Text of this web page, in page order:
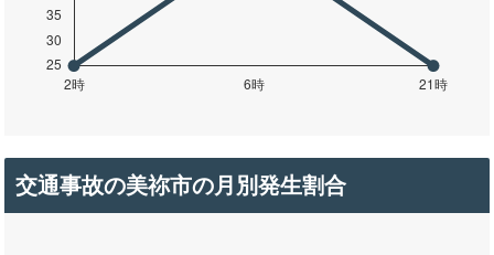
交通事故の美祢市の月別発生割合